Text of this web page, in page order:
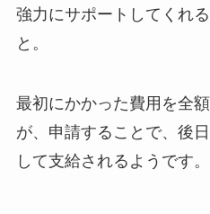
強力にサポートしてくれ
と。
最初にかかった費用を全
が、申請することで、後
して支給されるようです。